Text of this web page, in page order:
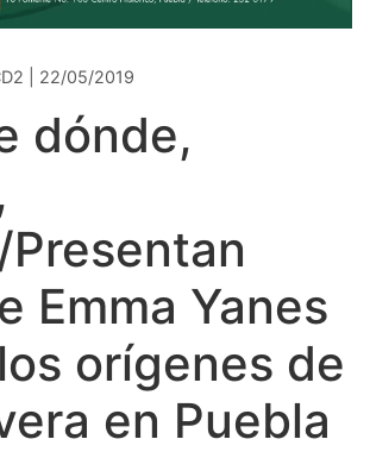
| 22/05/2019
dónde,
Emma Yanes
orígenes de
en Puebla